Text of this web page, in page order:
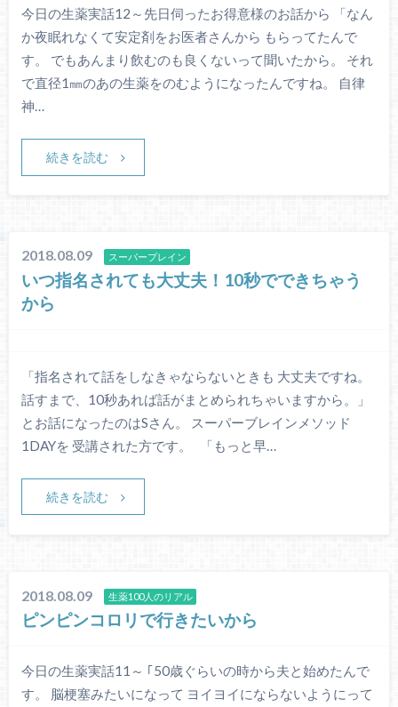
今日の生薬実話12～先日伺ったお得意様のお話から 「なん
か夜眠れなくて安定剤をお医者さんから もらってたんで
す。 でもあんまり飲むのも良くないって聞いたから。 それ
で直径1㎜のあの生薬をのむようになったんですね。 自律
神…
続きを読む
2018.08.09 スーパープレイン
いつ指名されても大丈夫！10秒でできちゃう
から
「指名されて話をしなきゃならないときも 大丈夫ですね。
話すまで、10秒あれば話がまとめられちゃいますから。」
とお話になったのはSさん。 スーパーブレインメソッド
1DAYを 受講された方です。 「もっと早…
続きを読む
2018.08.09 生薬100人のリアル
ピンピンコロリで行きたいから
今日の生薬実話11～ ｢50歳ぐらいの時から夫と始めたんで
す。 脳梗塞みたいになって ヨイヨイにならないようにって